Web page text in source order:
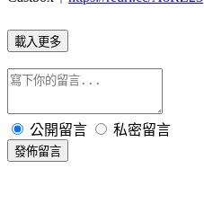
載入更多
公開留言 私密留言
發佈留言